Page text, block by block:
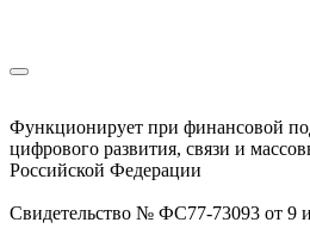
Функционирует при финансовой
цифрового развития, связи и
Российской Федерации
Свидетельство № ФС77-73093 от 9